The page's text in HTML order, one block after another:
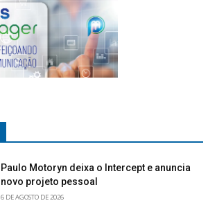
Paulo Motoryn deixa o Intercept e anuncia
novo projeto pessoal
6 DE AGOSTO DE 2026